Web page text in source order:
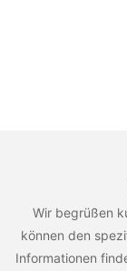
Wir begrüßen
können den
Informationen